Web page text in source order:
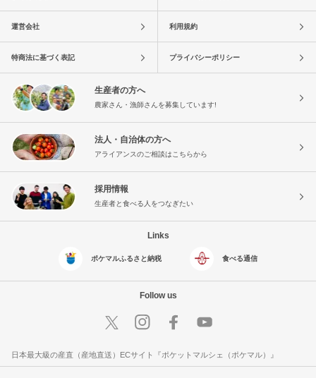
運営会社 利用規約
特商法に基づく表記 プライバシーポリシー
生産者の方へ
農家さん・漁師さんを募集しています!
法人・自治体の方へ
アライアンスのご相談はこちらから
採用情報
生産者と食べる人をつなぎたい
Links
ポケマルふるさと納税 食べる通信
Follow us
日本最大級の産直（産地直送）ECサイト『ポケットマルシェ（ポケマル）』